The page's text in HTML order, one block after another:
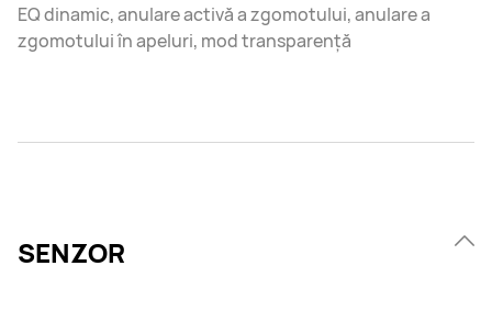
EQ dinamic, anulare activă a zgomotului, anulare a
zgomotului în apeluri, mod transparență
SENZOR